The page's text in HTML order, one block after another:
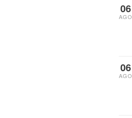
06
AGO
06
AGO